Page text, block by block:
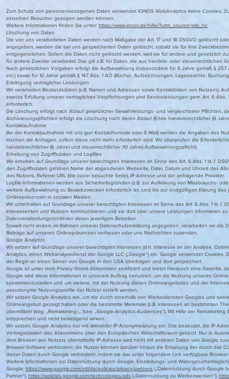
Zum Schutz von personenbezogenen Daten verwendet IONOS WebAnalytics keine Cookies.
einzelnen Besucher gezogen werden können.
Weitere Informationen finden Sie unter: https://www.ionos.de/hilfe/?utm_source=old_hc
Löschung von Daten
Die von uns verarbeiteten Daten werden nach Maßgabe der Art. 17 und 18 DSGVO gelöscht
angegeben, werden die bei uns gespeicherten Daten gelöscht, sobald sie für ihre
entgegenstehen. Sofern die Daten nicht gelöscht werden, weil sie für andere und gesetzlich
für andere Zwecke verarbeitet. Das gilt z.B. für Daten, die aus handels- oder steuerrechtlichen
Nach gesetzlichen Vorgaben erfolgt die Aufbewahrung insbesondere für 6 Jahre gemäß § 257
etc.) sowie für 10 Jahre gemäß § 147 Abs. 1 AO (Bücher, Aufzeichnungen, Lageberichte,
Erbringung vertraglicher Leistungen
Wir verarbeiten Bestandsdaten (z.B. Namen und Adressen sowie Kontaktdaten von Nutzern),
zwecks Erfüllung unserer vertraglichen Verpflichtungen und Serviceleistungen gem. Art. 6
erforderlich.
Die Löschung erfolgt nach Ablauf gesetzlicher Gewährleistungs- und vergleichbarer Pflichten,
Archivierungspflichten erfolgt die Löschung nach deren Ablauf (Ende handelsrechtlicher (6
Kontaktaufnahme
Bei der Kontaktaufnahme mit uns (per Kontaktformular oder E-Mail) werden die Angaben des
löschen die Anfragen, sofern diese nicht mehr erforderlich sind. Wir überprüfen die
handelsrechtlicher (6 Jahre) und steuerrechtlicher (10 Jahre) Aufbewahrungspflicht).
Erhebung von Zugriffsdaten und Logfiles
Wir erheben auf Grundlage unserer berechtigten Interessen im Sinne des Art. 6 Abs. 1 lit. f.
den Zugriffsdaten gehören Name der abgerufenen Webseite, Datei, Datum und Uhrzeit des
des Nutzers, Referrer URL (die zuvor besuchte Seite), IP-Adresse und der anfragende Provider.
Logfile-Informationen werden aus Sicherheitsgründen (z.B. zur Aufklärung von Missbrauchs-
weitere Aufbewahrung zu Beweiszwecken erforderlich ist, sind bis zur endgültigen Klärung
Onlinepräsenzen in sozialen Medien
Wir unterhalten auf Grundlage unserer berechtigten Interessen im Sinne des Art. 6 Abs. 1 lit.
Interessenten und Nutzern kommunizieren und sie dort über unsere Leistungen informieren
Datenverarbeitungsrichtlinien deren jeweiligen Betreiber.
Soweit nicht anders im Rahmen unserer Datenschutzerklärung angegeben, verarbeiten wir
Beiträge auf unseren Onlinepräsenzen verfassen oder uns Nachrichten zusenden.
Google Analytics
Wir setzen auf Grundlage unserer berechtigten Interessen (d.h. Interesse an der Analyse,
Analytics, einen Webanalysedienst der Google LLC („Google“) ein. Google verwendet
der Regel an einen Server von Google in den USA übertragen und dort gespeichert.
Google ist unter dem Privacy-Shield-Abkommen zertifiziert und bietet hierdurch eine Garantie,
Google wird diese Informationen in unserem Auftrag benutzen, um die Nutzung unseres
zusammenzustellen und um weitere, mit der Nutzung dieses Onlineangebotes und der
pseudonyme Nutzungsprofile der Nutzer erstellt werden.
Wir setzen Google Analytics ein, um die durch innerhalb von Werbediensten Googles und
Onlineangebot gezeigt haben oder die bestimmte Merkmale (z.B. Interessen an bestimmten
übermitteln (sog. „Remarketing-„, bzw. „Google-Analytics-Audiences“). Mit Hilfe der
entsprechen und nicht belästigend wirken.
Wir setzen Google Analytics nur mit aktivierter IP-Anonymisierung ein. Das bedeutet, die IP-
Vertragsstaaten des Abkommens über den Europäischen Wirtschaftsraum gekürzt. Nur in
dem Browser des Nutzers übermittelte IP-Adresse wird nicht mit anderen Daten von Google
Browser-Software verhindern; die Nutzer können darüber hinaus die Erfassung der durch
dieser Daten durch Google verhindern, indem sie das unter folgendem Link verfügbare
Weitere Informationen zur Datennutzung durch Google, Einstellungs- und
Google: https://www.google.com/intl/de/policies/privacy/partners („Datennutzung durch Google
Partner“), https://policies.google.com/technologies/ads („Datennutzung zu Werbezwecken“),